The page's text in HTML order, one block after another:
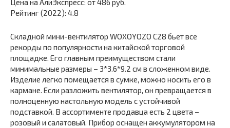
Цена на АлиЭкспресс: от 486 руб.
Рейтинг (2022): 4.8
Складной мини-вентилятор WOXOYOZO C28 бьет все
рекорды по популярности на китайской торговой
площадке. Его главным преимуществом стали
минимальные размеры – 3*3.6*9.2 см в сложенном виде.
Изделие легко помещается в сумке, можно носить его в
кармане. Если разложить вентилятор, он превращается в
полноценную настольную модель с устойчивой
подставкой. В ассортименте продавца есть 2 цвета –
розовый и салатовый. Прибор оснащен аккумулятором на